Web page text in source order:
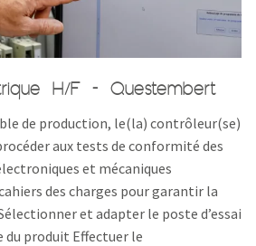
H/F – Questembert
de production, le(la) contrôleur(se)
aux tests de conformité des
et mécaniques
des charges pour garantir la
et adapter le poste d’essai
du produit Effectuer le